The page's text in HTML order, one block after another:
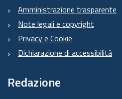
Amministrazione trasparente
Note legali e copyright
Privacy e Cookie
Dichiarazione di accessibilità
Redazione